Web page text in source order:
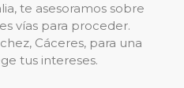
te asesoramos sobre
vías para proceder.
Cáceres, para una
tus intereses.